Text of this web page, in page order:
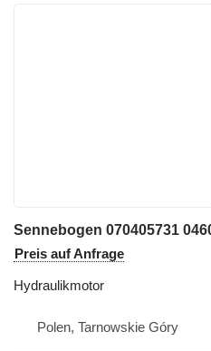
Preis auf Anfrage
Hydraulikmotor
Polen, Tarnowskie Góry